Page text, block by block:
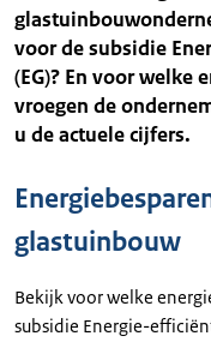
voor de subsidie
(EG)? En voor welke
vroegen de
u de actuele cijfers.
glastuinbouw
Bekijk voor welke
subsidie Energie-